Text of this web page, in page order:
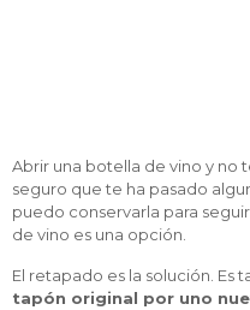
Abrir una botella de vino y no
seguro que te ha pasado
puedo conservarla para
de vino es una opción.
El retapado es la solución. Es
tapón original por uno